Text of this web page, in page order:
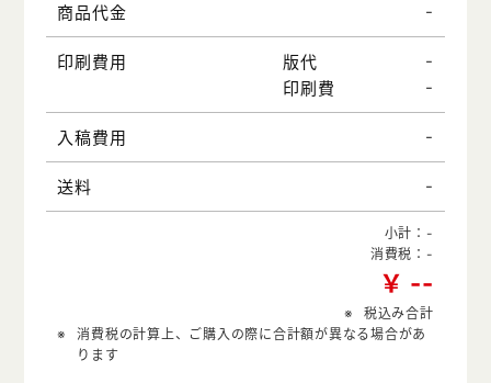
商品代金 -
印刷費用 版代
-
印刷費
-
入稿費用 -
送料 -
小計： -
消費税： -
￥ --
税込み合計
消費税の計算上、ご購入の際に合計額が異なる場合があ
ります